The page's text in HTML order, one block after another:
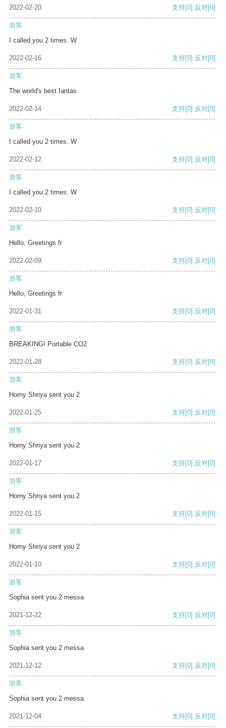
2022-02-20 支持[0] 反对[0]
游客
I called you 2 times. W
2022-02-16 支持[0] 反对[0]
游客
The world's best fantas
2022-02-14 支持[0] 反对[0]
游客
I called you 2 times. W
2022-02-12 支持[0] 反对[0]
游客
I called you 2 times. W
2022-02-10 支持[0] 反对[0]
游客
Hello, Greetings fr
2022-02-09 支持[0] 反对[0]
游客
Hello, Greetings fr
2022-01-31 支持[0] 反对[0]
游客
BREAKING! Portable CO2
2022-01-28 支持[0] 反对[0]
游客
Horny Shriya sent you 2
2022-01-25 支持[0] 反对[0]
游客
Horny Shriya sent you 2
2022-01-17 支持[0] 反对[0]
游客
Horny Shriya sent you 2
2022-01-15 支持[0] 反对[0]
游客
Horny Shriya sent you 2
2022-01-10 支持[0] 反对[0]
游客
Sophia sent you 2 messa
2021-12-22 支持[0] 反对[0]
游客
Sophia sent you 2 messa
2021-12-12 支持[0] 反对[0]
游客
Sophia sent you 2 messa
2021-12-04 支持[0] 反对[0]